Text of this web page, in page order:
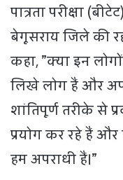
पात्रता परीक्षा
बेगूसराय जिले की
कहा, ”क्या इन
लिखे लोग हैं और
शांतिपूर्ण तरीके से
प्रयोग कर रहे हैं
हम अपराधी हैं।”